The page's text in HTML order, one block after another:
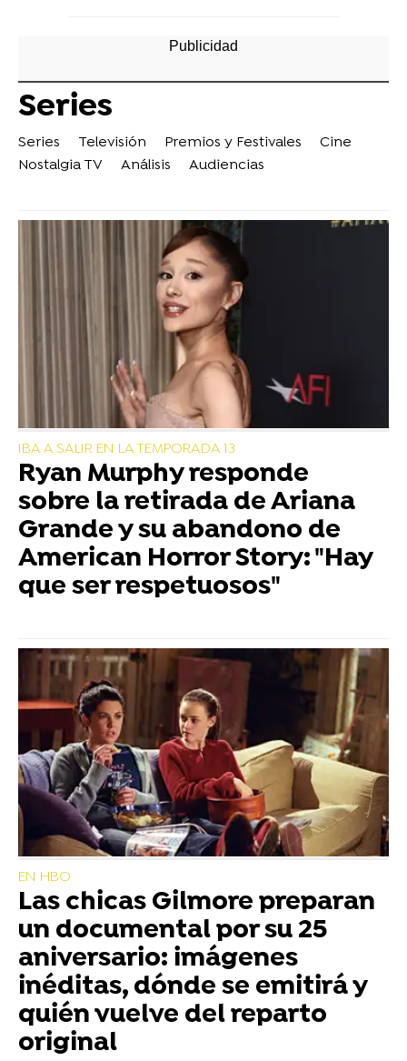
Series
Series Televisión Premios y Festivales
Cine
Nostalgia TV
Análisis Audiencias
IBA A SALIR EN LA TEMPORADA 13
Ryan Murphy responde
sobre la retirada de Ariana
Grande y su abandono de
American Horror Story: "Hay
que ser respetuosos"
EN HBO
Las chicas Gilmore preparan
un documental por su 25
aniversario: imágenes
inéditas, dónde se emitirá y
quién vuelve del reparto
original